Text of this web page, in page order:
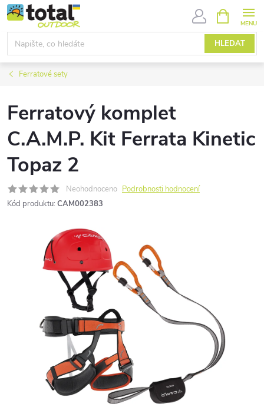
Přejít
na
obsah
HLEDAT
NÁKUPNÍ
KOŠÍK
Ferratové sety
Ferratový komplet
C.A.M.P. Kit Ferrata Kinetic
Topaz 2
Neohodnoceno Podrobnosti hodnocení
Kód produktu: CAM002383